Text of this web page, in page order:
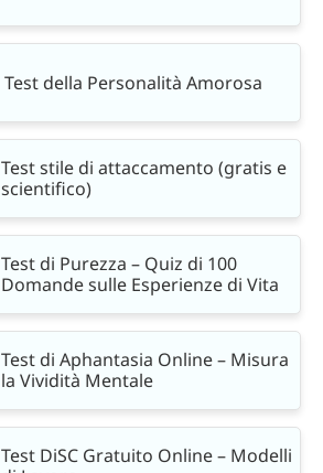
Test della Personalità Amorosa
Test stile di attaccamento (gratis e
scientifico)
Test di Purezza – Quiz di 100
Domande sulle Esperienze di Vita
Test di Aphantasia Online – Misura
la Vividità Mentale
Test DiSC Gratuito Online – Modelli